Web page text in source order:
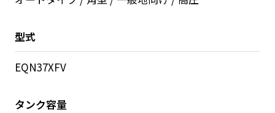
型式
EQN37XFV
タンク容量